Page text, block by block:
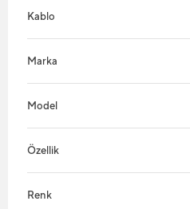
Kablo
Marka
Model
Özellik
Renk